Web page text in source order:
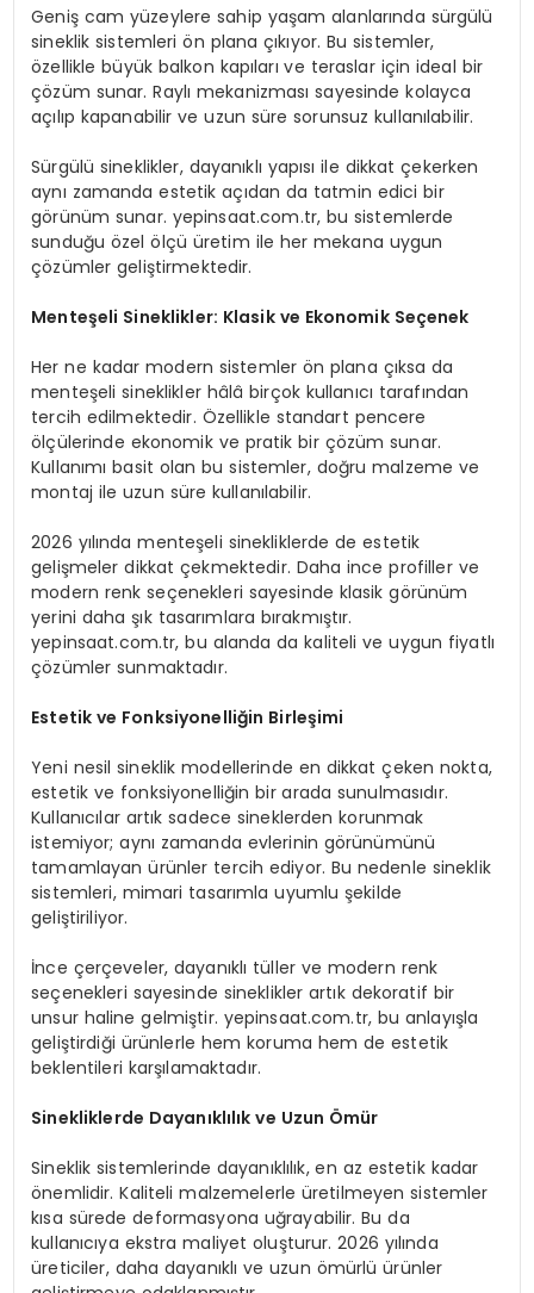
Geniş cam yüzeylere sahip yaşam alanlarında sürgülü
sineklik sistemleri ön plana çıkıyor. Bu sistemler,
özellikle büyük balkon kapıları ve teraslar için ideal bir
çözüm sunar. Raylı mekanizması sayesinde kolayca
açılıp kapanabilir ve uzun süre sorunsuz kullanılabilir.
Sürgülü sineklikler, dayanıklı yapısı ile dikkat çekerken
aynı zamanda estetik açıdan da tatmin edici bir
görünüm sunar. yepinsaat.com.tr, bu sistemlerde
sunduğu özel ölçü üretim ile her mekana uygun
çözümler geliştirmektedir.
Menteşeli Sineklikler: Klasik ve Ekonomik Seçenek
Her ne kadar modern sistemler ön plana çıksa da
menteşeli sineklikler hâlâ birçok kullanıcı tarafından
tercih edilmektedir. Özellikle standart pencere
ölçülerinde ekonomik ve pratik bir çözüm sunar.
Kullanımı basit olan bu sistemler, doğru malzeme ve
montaj ile uzun süre kullanılabilir.
2026 yılında menteşeli sinekliklerde de estetik
gelişmeler dikkat çekmektedir. Daha ince profiller ve
modern renk seçenekleri sayesinde klasik görünüm
yerini daha şık tasarımlara bırakmıştır.
yepinsaat.com.tr, bu alanda da kaliteli ve uygun fiyatlı
çözümler sunmaktadır.
Estetik ve Fonksiyonelliğin Birleşimi
Yeni nesil sineklik modellerinde en dikkat çeken nokta,
estetik ve fonksiyonelliğin bir arada sunulmasıdır.
Kullanıcılar artık sadece sineklerden korunmak
istemiyor; aynı zamanda evlerinin görünümünü
tamamlayan ürünler tercih ediyor. Bu nedenle sineklik
sistemleri, mimari tasarımla uyumlu şekilde
geliştiriliyor.
İnce çerçeveler, dayanıklı tüller ve modern renk
seçenekleri sayesinde sineklikler artık dekoratif bir
unsur haline gelmiştir. yepinsaat.com.tr, bu anlayışla
geliştirdiği ürünlerle hem koruma hem de estetik
beklentileri karşılamaktadır.
Sinekliklerde Dayanıklılık ve Uzun Ömür
Sineklik sistemlerinde dayanıklılık, en az estetik kadar
önemlidir. Kaliteli malzemelerle üretilmeyen sistemler
kısa sürede deformasyona uğrayabilir. Bu da
kullanıcıya ekstra maliyet oluşturur. 2026 yılında
üreticiler, daha dayanıklı ve uzun ömürlü ürünler